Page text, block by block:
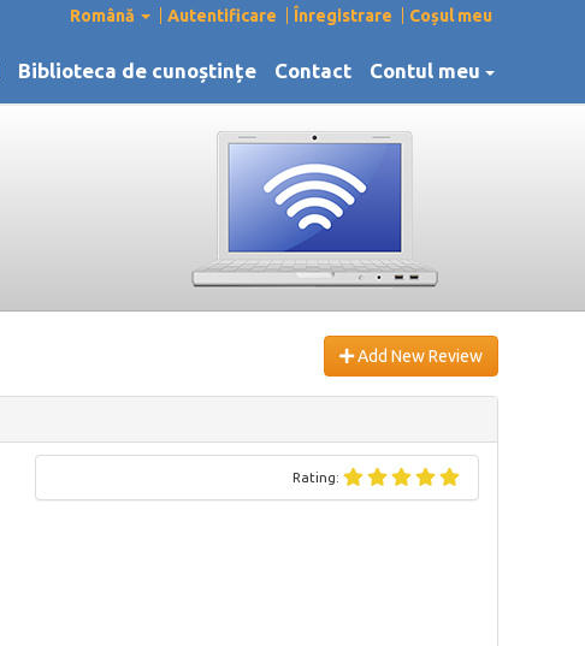
Română Autentificare Înregistrare Coșul meu
Biblioteca de cunoștințe Contact Contul meu
Add New Review
Rating: